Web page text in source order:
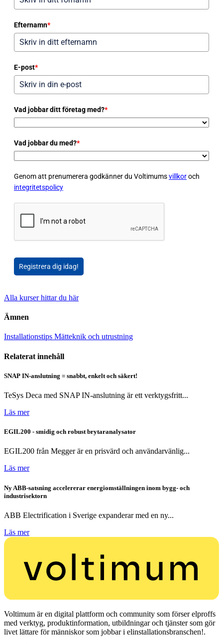
Efternamn*
E-post*
Vad jobbar ditt företag med?*
Vad jobbar du med?*
Genom att prenumerera godkänner du Voltimumsvillkoroch
integritetspolicy
Registrera dig idag!
Alla kurser hittar du här
Ämnen
Installationstips Mätteknik och utrustning
Relaterat innehåll
SNAP IN-anslutning = snabbt, enkelt och säkert!
TeSys Deca med SNAP IN-anslutning är ett verktygsfritt...
Läs mer
EGIL200 - smidig och robust brytaranalysator
EGIL200 från Megger är en prisvärd och användarvänlig...
Läs mer
Ny ABB-satsning accelererar energiomställningen inom bygg- och
industrisektorn
ABB Electrification i Sverige expanderar med en ny...
Läs mer
Voltimum är en digital plattform och community som förser elproffs
med verktyg, produktinformation, utbildningar och tjänster som gör
livet lättare för människor som jobbar i elinstallationsbranschen!.